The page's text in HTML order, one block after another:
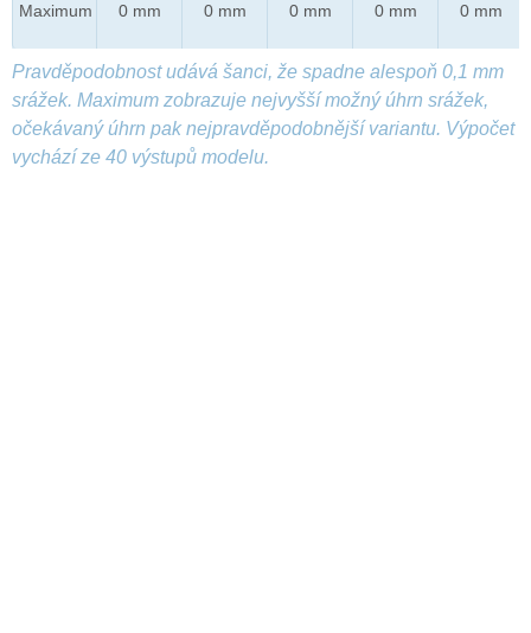
Maximum 0 mm 0 mm 0 mm 0 mm 0 mm
Pravděpodobnost udává šanci, že spadne alespoň 0,1 mm
srážek. Maximum zobrazuje nejvyšší možný úhrn srážek,
očekávaný úhrn pak nejpravděpodobnější variantu. Výpočet
vychází ze 40 výstupů modelu.